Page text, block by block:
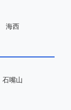
海西
石嘴山